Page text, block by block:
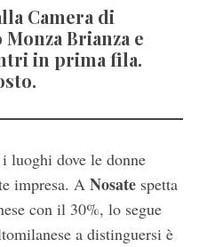
Camera di
Brianza e
in prima fila.
luoghi dove le donne
impresa. A Nosatespetta
con il 30%, lo segue
a distinguersi è